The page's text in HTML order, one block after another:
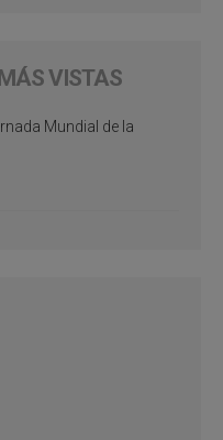
VISTAS
Mundial de la